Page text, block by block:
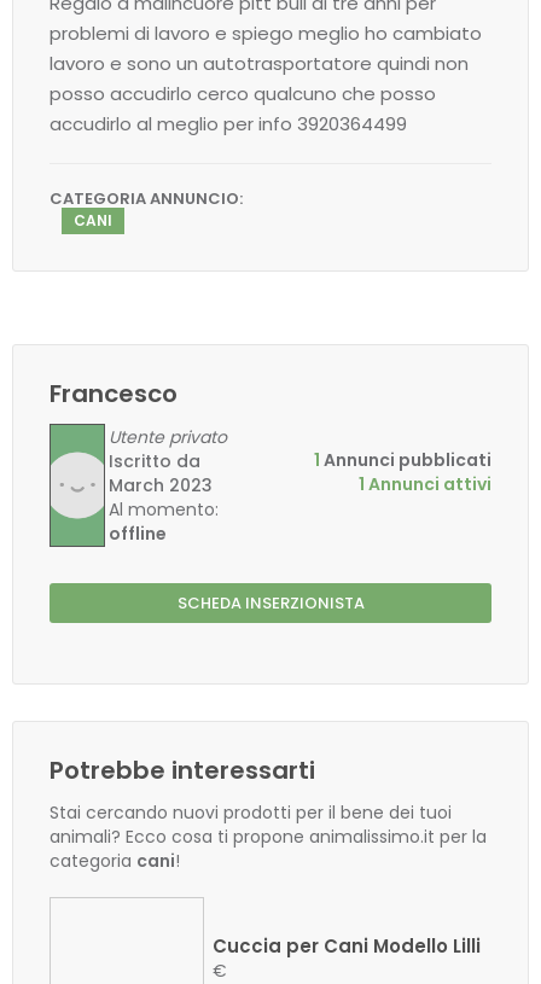
problemi di lavoro e spiego meglio ho cambiato
lavoro e sono un autotrasportatore quindi non
posso accudirlo cerco qualcuno che posso
accudirlo al meglio per info 3920364499
CATEGORIA ANNUNCIO:
CANI
Francesco
Utente privato
Iscritto da
March 2023
Al momento:
offline
1 Annunci pubblicati
1 Annunci attivi
SCHEDA INSERZIONISTA
Potrebbe interessarti
Stai cercando nuovi prodotti per il bene dei tuoi
animali? Ecco cosa ti propone animalissimo.it per la
categoria cani!
Cuccia per Cani Modello Lilli
€